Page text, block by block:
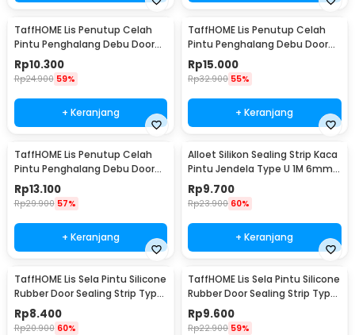
TaffHOME Lis Penutup Celah
Pintu Penghalang Debu Door
Bottom Seal 25mmx5M -
EACC25
Rp10.300
Rp24.900 59%
+ Keranjang
TaffHOME Lis Penutup Celah
Pintu Penghalang Debu Door
Bottom Seal 45mmx5M -
EACC25
Rp15.000
Rp32.900 55%
+ Keranjang
TaffHOME Lis Penutup Celah
Pintu Penghalang Debu Door
Bottom Seal 35mmx5M -
EACC25
Rp13.100
Rp29.900 57%
+ Keranjang
Alloet Silikon Sealing Strip Kaca
Pintu Jendela Type U 1M 6mm -
TP40
Rp9.700
Rp23.900 60%
+ Keranjang
TaffHOME Lis Sela Pintu Silicone
Rubber Door Sealing Strip Type
H 1M 6mm - TP40
Rp8.400
Rp20.900 60%
TaffHOME Lis Sela Pintu Silicone
Rubber Door Sealing Strip Type
H 1M 10mm - TP40
Rp9.600
Rp22.900 59%